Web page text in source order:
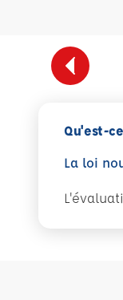
Qu'est-
La loi